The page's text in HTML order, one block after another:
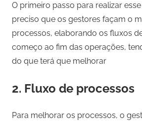
O primeiro passo para realizar
preciso que os gestores façam o
processos, elaborando os fluxos
começo ao fim das operações,
do que terá que melhorar
2. Fluxo de processos
Para melhorar os processos, o